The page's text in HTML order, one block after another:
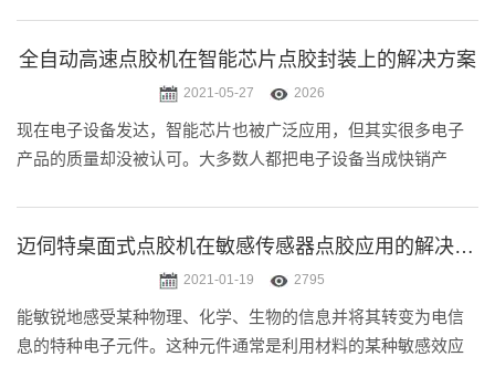
发现不少食品行业的企.....
全自动高速点胶机在智能芯片点胶封装上的解决方案
2021-05-27 2026
现在电子设备发达，智能芯片也被广泛应用，但其实很多电子
产品的质量却没被认可。大多数人都把电子设备当成快销产
一段时日就不好用了。尤其是.....
迈伺特桌面式点胶机在敏感传感器点胶应用的解决方案
2021-01-19 2795
能敏锐地感受某种物理、化学、生物的信息并将其转变为电信
息的特种电子元件。这种元件通常是利用材料的某种敏感效应